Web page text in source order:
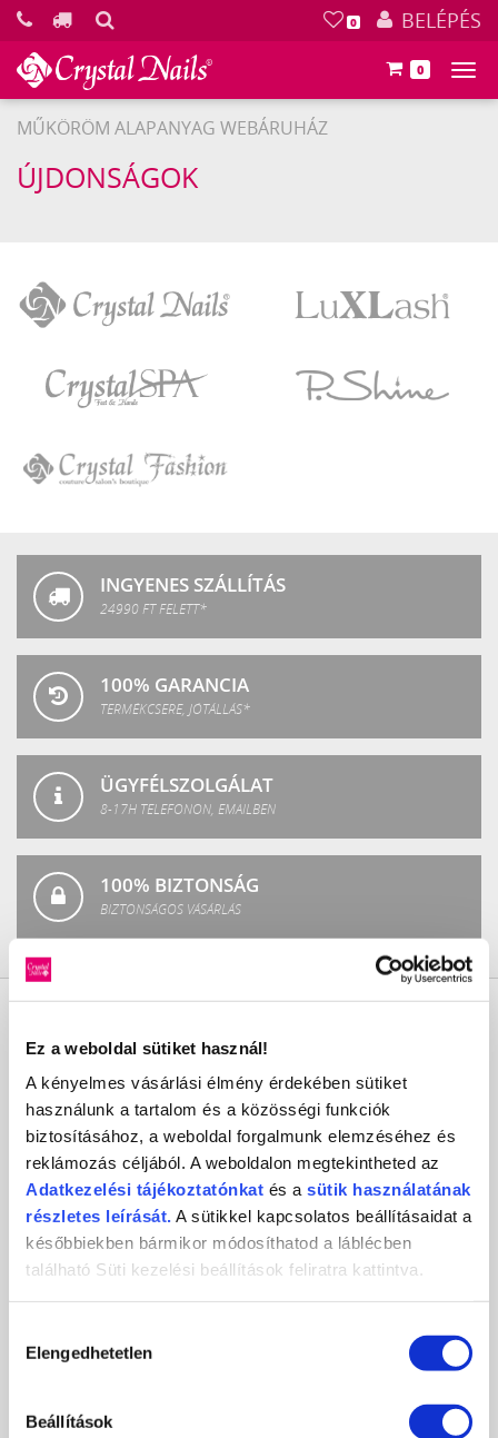
Ez a weboldal sütiket használ!
A kényelmes vásárlási élmény érdekében sütiket
használunk a tartalom és a közösségi funkciók
biztosításához, a weboldal forgalmunk elemzéséhez és
reklámozás céljából. A weboldalon megtekintheted az
Adatkezelési tájékoztatónkat és a sütik használatának
részletes leírását. A sütikkel kapcsolatos beállításaidat a
későbbiekben bármikor módosíthatod a láblécben
található Süti kezelési beállítások feliratra kattintva.
kiválasztása
Elengedhetetlen
Beállítások
0 BELÉPÉS
0
MŰKÖRÖM ALAPANYAG WEBÁRUHÁZ
ÚJDONSÁGOK
Nails
SPA
INGYENES SZÁLLÍTÁS
24990 FT FELETT*
100% GARANCIA
TERMÉKCSERE, JÓTÁLLÁS*
ÜGYFÉLSZOLGÁLAT
8-17H TELEFONON, EMAILBEN
100% BIZTONSÁG
BIZTONSÁGOS VÁSÁRLÁS
Crystal
Nails
CosmoPro
Kft.
Crystal Nails
CosmoPro Kft.
1085
Hungary
+36 1 / 334 1924
ugyfelszolgalat@crystalnails.hu